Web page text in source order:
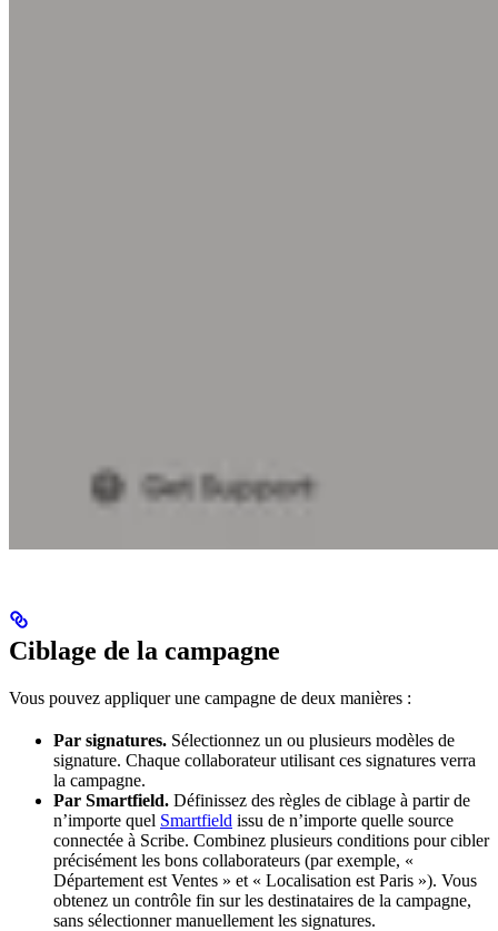
Ciblage de la campagne
Vous pouvez appliquer une campagne de deux manières :
Par signatures. Sélectionnez un ou plusieurs modèles de
signature. Chaque collaborateur utilisant ces signatures verra
la campagne.
Par Smartfield. Définissez des règles de ciblage à partir de
n’importe quel Smartfield issu de n’importe quelle source
connectée à Scribe. Combinez plusieurs conditions pour cibler
précisément les bons collaborateurs (par exemple, «
Département est Ventes » et « Localisation est Paris »). Vous
obtenez un contrôle fin sur les destinataires de la campagne,
sans sélectionner manuellement les signatures.